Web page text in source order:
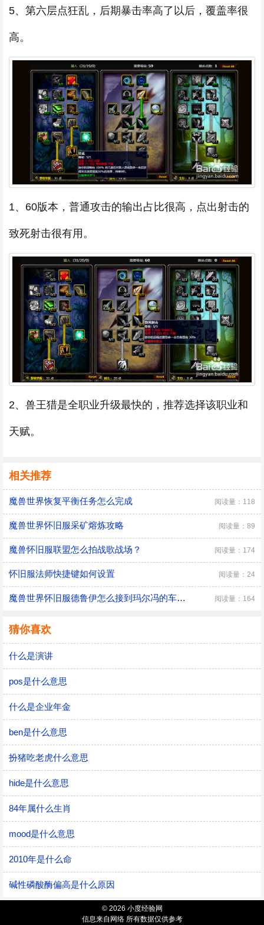
5、第六层点狂乱，后期暴击率高了以后，覆盖率很
高。
1、60版本，普通攻击的输出占比很高，点出射击的
致死射击很有用。
2、兽王猎是全职业升级最快的，推荐选择该职业和
天赋。
相关推荐
魔兽世界恢复平衡任务怎么完成 阅读量：118
魔兽世界怀旧服采矿熔炼攻略 阅读量：89
魔兽怀旧服联盟怎么拍战歌战场？ 阅读量：174
怀旧服法师快捷键如何设置 阅读量：24
魔兽世界怀旧服德鲁伊怎么接到玛尔冯的车间任务 阅读量：164
猜你喜欢
什么是演讲
pos是什么意思
什么是企业年金
ben是什么意思
扮猪吃老虎什么意思
hide是什么意思
84年属什么生肖
mood是什么意思
2010年是什么命
碱性磷酸酶偏高是什么原因
© 2026 小度经验网
信息来自网络 所有数据仅供参考